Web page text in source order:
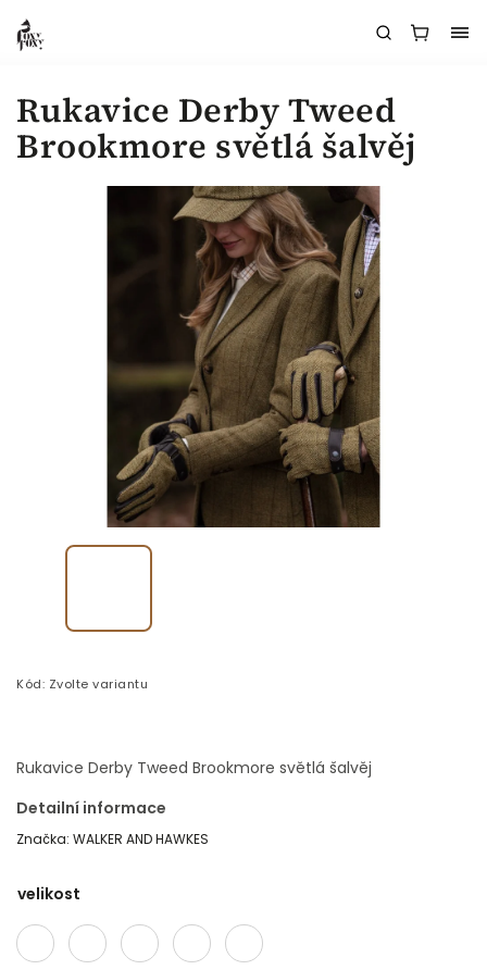
Rukavice Derby Tweed
Brookmore světlá šalvěj
Kód: Zvolte variantu
Rukavice Derby Tweed Brookmore světlá šalvěj
Detailní informace
Značka: WALKER AND HAWKES
velikost